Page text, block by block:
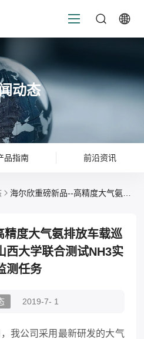
动态
品指南 前沿资讯
海尔欣重磅新品--高精度大气氨排放车载巡检系统圆满完成与山西大学联合测试NH3实时监测任务
度大气氨排放车载巡
西大学联合测试NH3实
测任务
2019-7- 1
公司采用最新研发的大气